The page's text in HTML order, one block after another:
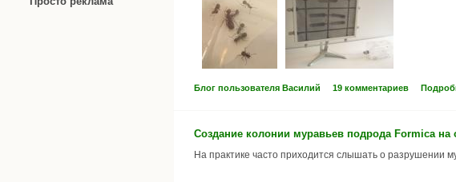
Блог пользователя Василий 19 комментариев
Создание колонии муравьев подрода Formica
На практике часто приходится слышать о разрушении